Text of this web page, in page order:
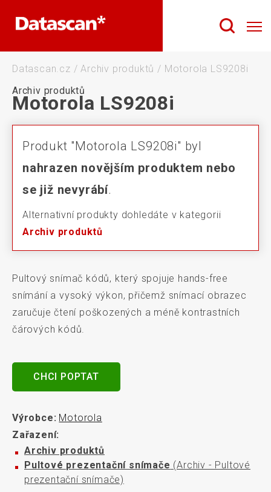
Datascan.cz / Archiv produktů / Motorola LS9208i
Archiv produktů
Motorola LS9208i
Produkt "Motorola LS9208i" byl
nahrazen novějším produktem nebo
se již nevyrábí.
Alternativní produkty dohledáte v kategorii
Archiv produktů
Pultový snímač kódů, který spojuje hands-free
snímání a vysoký výkon, přičemž snímací obrazec
zaručuje čtení poškozených a méně kontrastních
čárových kódů.
CHCI POPTAT
Výrobce: Motorola
Zařazení:
Archiv produktů
Pultové prezentační snímače (Archiv - Pultové
prezentační snímače)